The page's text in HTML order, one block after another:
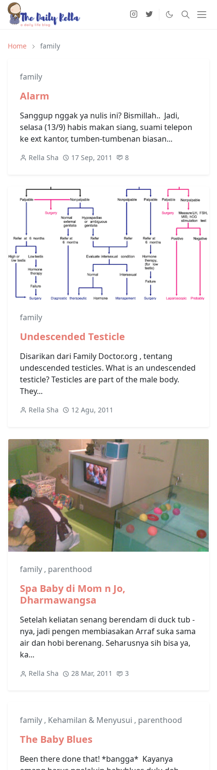
Home family
family
Alarm
Sanggup nggak ya nulis ini? Bismillah.. Jadi,
selasa (13/9) habis makan siang, suami telepon
ke ext kantor, tumben-tumbenan biasan...
Rella Sha 17 Sep, 2011 8
family
Undescended Testicle
Disarikan dari Family Doctor.org , tentang
undescended testicles. What is an undescended
testicle? Testicles are part of the male body.
They...
Rella Sha 12 Agu, 2011
family , parenthood
Spa Baby di Mom n Jo,
Dharmawangsa
Setelah keliatan senang berendam di duck tub -
nya, jadi pengen membiasakan Arraf suka sama
air dan hobi berenang. Seharusnya sih bisa ya,
ka...
Rella Sha 28 Mar, 2011 3
family , Kehamilan & Menyusui , parenthood
The Baby Blues
Been there done that! *bangga* Kayanya